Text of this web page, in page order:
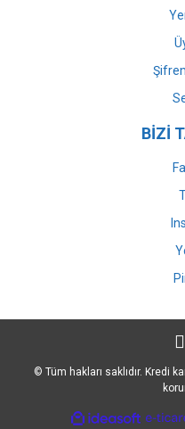
BİZİ
© Tüm hakları saklıdır. Kredi
ideasoft